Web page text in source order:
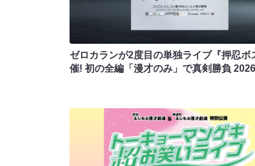
ゼロカランが2度目の単独ライブ『押忍ボ
催! 初の全編「漫才のみ」で真剣勝負